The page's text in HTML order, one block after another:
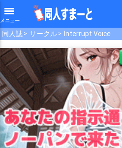
menu
同人誌 サークル Interrupt Voice